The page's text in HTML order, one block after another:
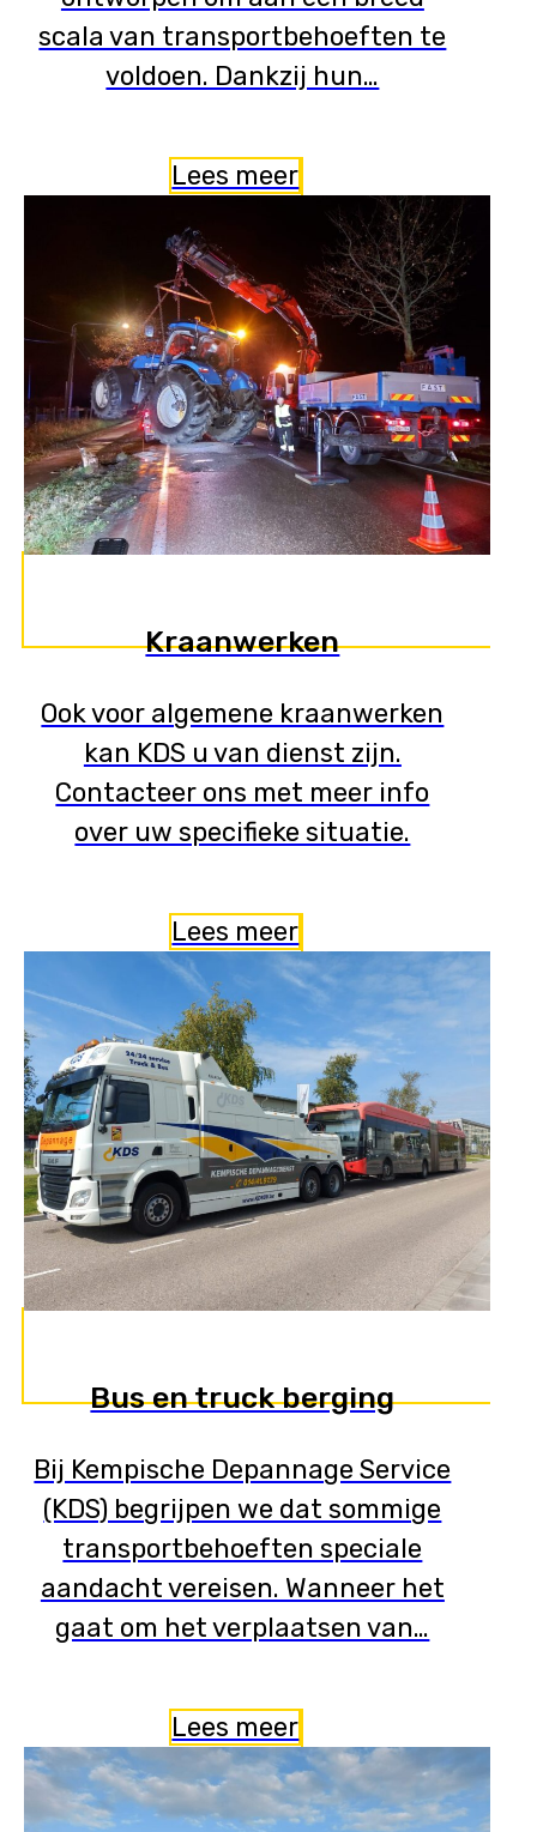
scala van transportbehoeften te
voldoen. Dankzij hun…
Lees meer
Kraanwerken
Ook voor algemene kraanwerken
kan KDS u van dienst zijn.
Contacteer ons met meer info
over uw specifieke situatie.
Lees meer
Bus en truck berging
Bij Kempische Depannage Service
(KDS) begrijpen we dat sommige
transportbehoeften speciale
aandacht vereisen. Wanneer het
gaat om het verplaatsen van…
Lees meer